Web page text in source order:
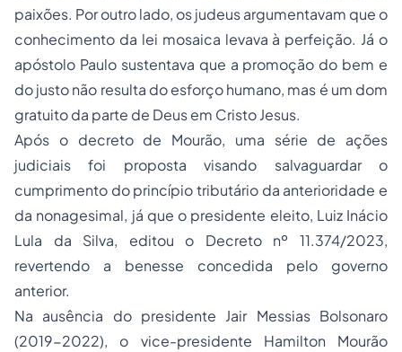
paixões. Por outro lado, os judeus argumentavam que o
conhecimento da lei mosaica levava à perfeição. Já o
apóstolo Paulo sustentava que a promoção do bem e
do justo não resulta do esforço humano, mas é um dom
gratuito da parte de Deus em Cristo Jesus.
Após o decreto de Mourão, uma série de ações
judiciais foi proposta visando salvaguardar o
cumprimento do princípio tributário da anterioridade e
da nonagesimal, já que o presidente eleito, Luiz Inácio
Lula da Silva, editou o Decreto nº 11.374/2023,
revertendo a benesse concedida pelo governo
anterior.
Na ausência do presidente Jair Messias Bolsonaro
(2019-2022), o vice-presidente Hamilton Mourão